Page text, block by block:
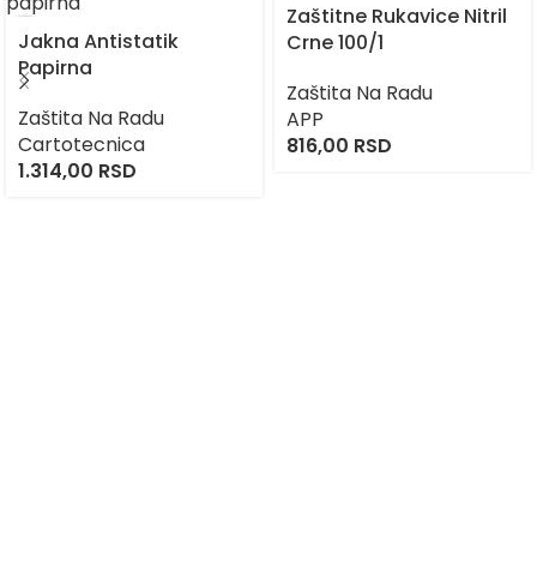
Jakna Antistatik
Papirna
Zaštita Na Radu
Cartotecnica
1.314,00 RSD
Zaštitne Rukavice Nitril
Crne 100/1
Zaštita Na Radu
APP
816,00 RSD